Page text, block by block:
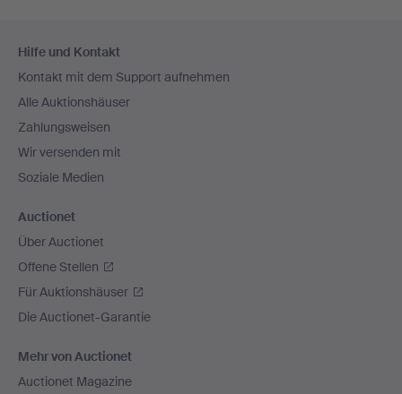
Navigation
Hilfe und Kontakt
Kontakt mit dem Support aufnehmen
Alle Auktionshäuser
Zahlungsweisen
Wir versenden mit
Soziale Medien
Auctionet
Über Auctionet
Offene Stellen
Für Auktionshäuser
Die Auctionet-Garantie
Mehr von Auctionet
Auctionet Magazine